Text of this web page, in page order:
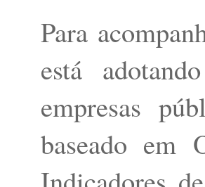
Para
está
empresas
baseado em